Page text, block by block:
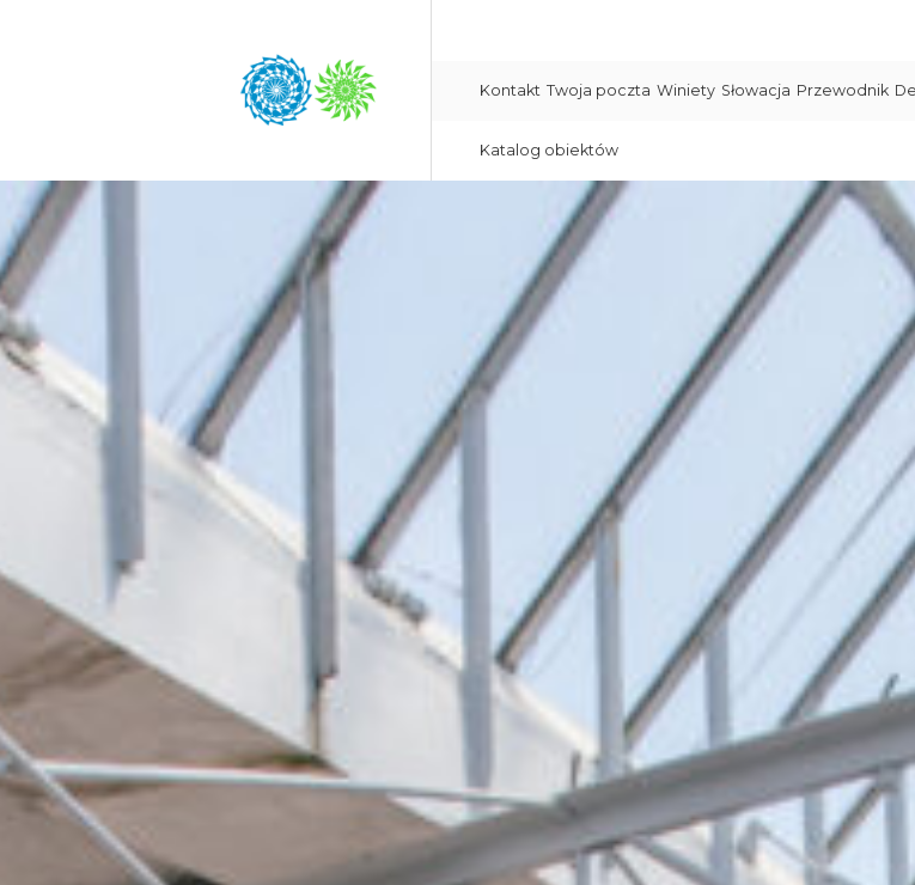
Kontakt Twoja poczta Winiety Słowacja Przewodnik
Katalog obiektów